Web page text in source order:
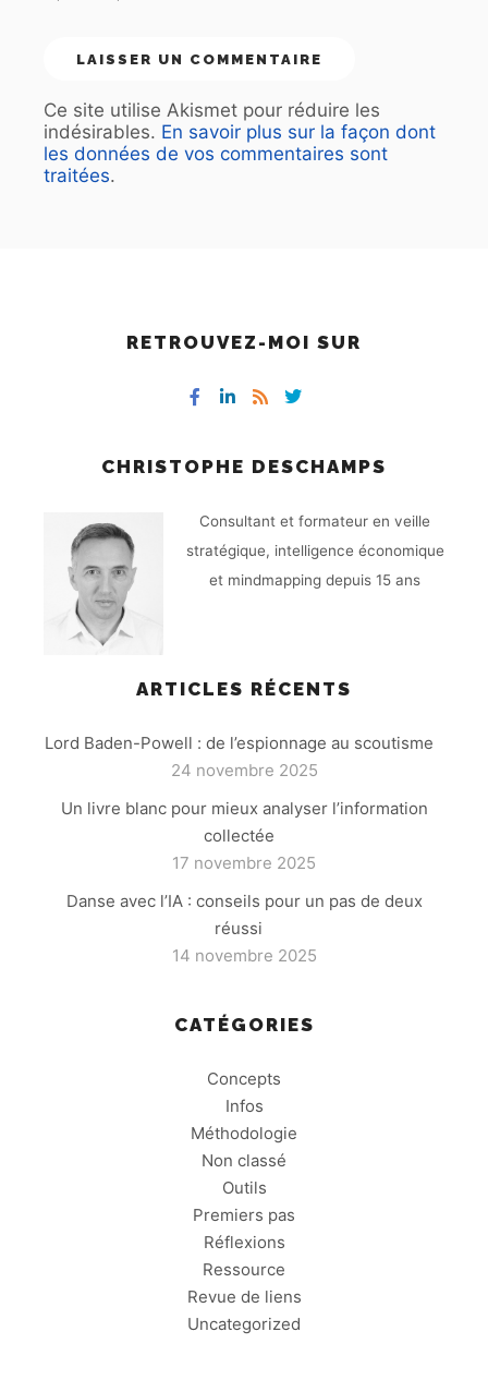
Ce site utilise Akismet pour réduire les
indésirables. En savoir plus sur la façon dont
les données de vos commentaires sont
traitées.
RETROUVEZ-MOI SUR
CHRISTOPHE DESCHAMPS
Consultant et formateur en veille
stratégique, intelligence économique
et mindmapping depuis 15 ans
ARTICLES RÉCENTS
Lord Baden-Powell : de l’espionnage au scoutisme
24 novembre 2025
Un livre blanc pour mieux analyser l’information
collectée
17 novembre 2025
Danse avec l’IA : conseils pour un pas de deux
réussi
14 novembre 2025
CATÉGORIES
Concepts
Infos
Méthodologie
Non classé
Outils
Premiers pas
Réflexions
Ressource
Revue de liens
Uncategorized